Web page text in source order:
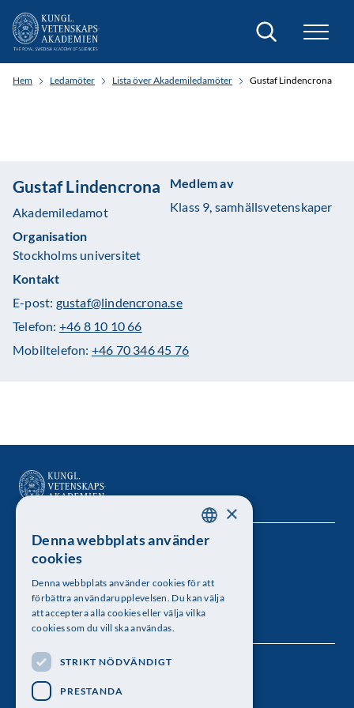
Sök
Hem Ledamöter Lista över Akademiledamöter Gustaf Lindencrona
Gustaf Lindencrona
Akademiledamot
Organisation
Stockholms universitet
Medlem av
Klass 9, samhällsvetenskaper
Kontakt
E-post: gustaf@lindencrona.se
Telefon: +46 8 10 10 66
Mobiltelefon: +46 70 346 45 76
Kungl. Vetenskapsakademien
Besöksadress: Lilla Frescativägen 4A
Telefon: 08-673 95 00
Följ oss
SWEDISH
×
Denna webbplats använder
cookies
Denna webbplats använder cookies för att
förbättra användarupplevelsen. Du kan välja
att acceptera alla cookies eller välja vilka
cookies som du vill ska användas.
STRIKT NÖDVÄNDIGT
PRESTANDA